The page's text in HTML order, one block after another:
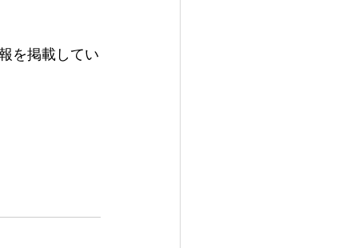
を掲載してい